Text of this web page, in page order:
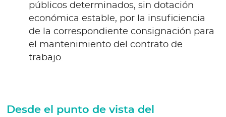
públicos determinados, sin dotación
económica estable, por la insuficiencia
de la correspondiente consignación para
el mantenimiento del contrato de
trabajo.
Desde el punto de vista del